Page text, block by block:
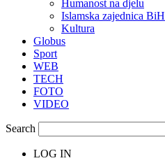
Humanost na djelu
Islamska zajednica BiH
Kultura
Globus
Sport
WEB
TECH
FOTO
VIDEO
Search
LOG IN